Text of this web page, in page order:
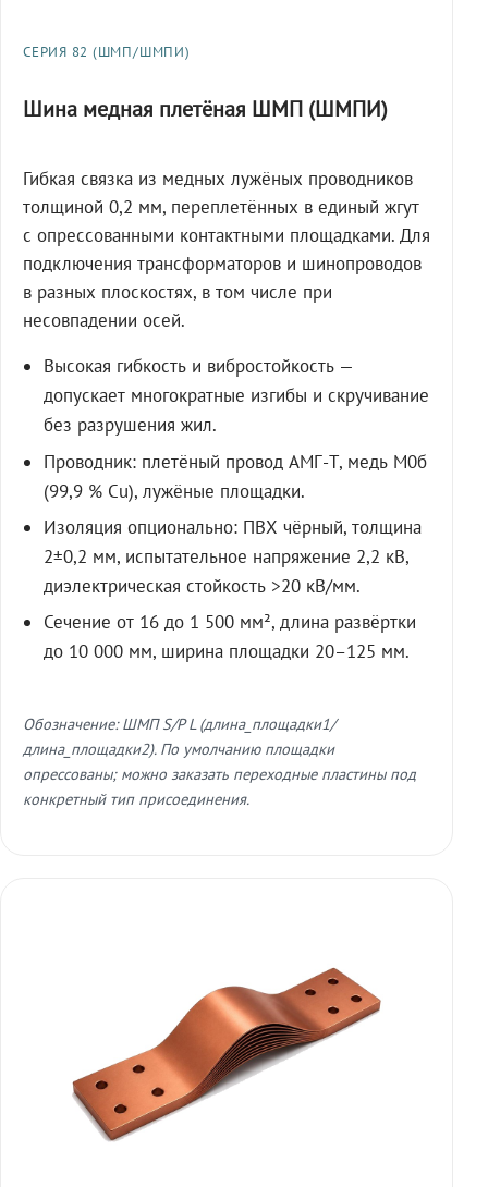
СЕРИЯ 82 (ШМП/ШМПИ)
Шина медная плетёная ШМП (ШМПИ)
Гибкая связка из медных лужёных проводников
толщиной 0,2 мм, переплетённых в единый жгут
с опрессованными контактными площадками. Для
подключения трансформаторов и шинопроводов
в разных плоскостях, в том числе при
несовпадении осей.
Высокая гибкость и вибростойкость —
допускает многократные изгибы и скручивание
без разрушения жил.
Проводник: плетёный провод АМГ-Т, медь М0б
(99,9 % Cu), лужёные площадки.
Изоляция опционально: ПВХ чёрный, толщина
2±0,2 мм, испытательное напряжение 2,2 кВ,
диэлектрическая стойкость >20 кВ/мм.
Сечение от 16 до 1 500 мм², длина развёртки
до 10 000 мм, ширина площадки 20–125 мм.
Обозначение: ШМП S/P L (длина_площадки1/
длина_площадки2). По умолчанию площадки
опрессованы; можно заказать переходные пластины под
конкретный тип присоединения.